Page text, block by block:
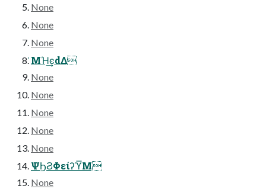
None
None
None
͑ΜΉ͢ͼdΔ
None
None
None
None
None
ΨϦϨΦείʔϓ͞Μ
None